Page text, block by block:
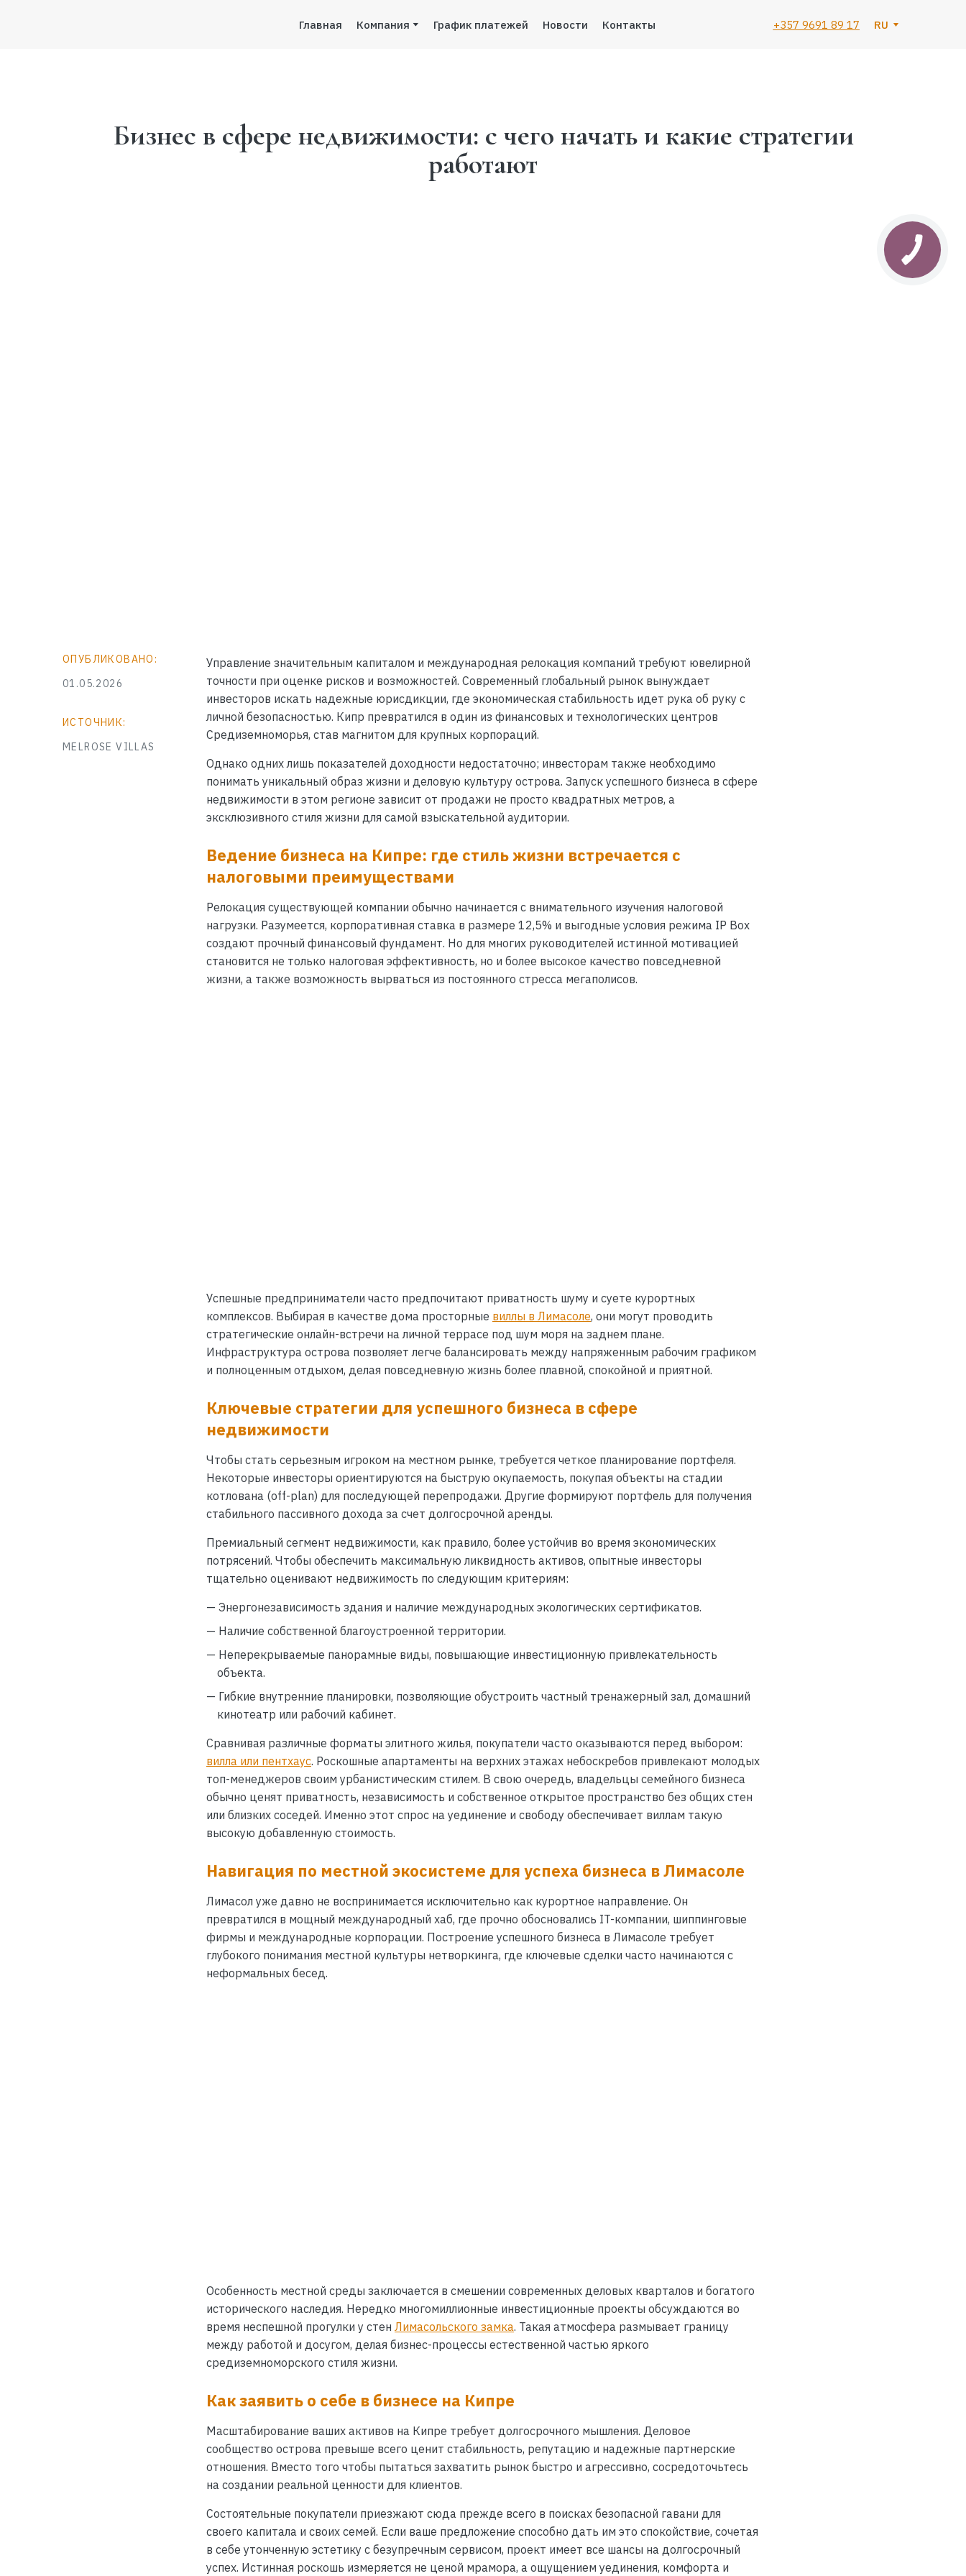
Главная Компания График платежей Новости Контакты +357 9691 89 17 RU
Бизнес в сфере недвижимости: с чего начать и какие стратегии
работают
ОПУБЛИКОВАНО:
01.05.2026
ИСТОЧНИК:
MELROSE VILLAS
Управление значительным капиталом и международная релокация компаний требуют ювелирной
точности при оценке рисков и возможностей. Современный глобальный рынок вынуждает
инвесторов искать надежные юрисдикции, где экономическая стабильность идет рука об руку с
личной безопасностью. Кипр превратился в один из финансовых и технологических центров
Средиземноморья, став магнитом для крупных корпораций.
Однако одних лишь показателей доходности недостаточно; инвесторам также необходимо
понимать уникальный образ жизни и деловую культуру острова. Запуск успешного бизнеса в сфере
недвижимости в этом регионе зависит от продажи не просто квадратных метров, а
эксклюзивного стиля жизни для самой взыскательной аудитории.
Ведение бизнеса на Кипре: где стиль жизни встречается с
налоговыми преимуществами
Релокация существующей компании обычно начинается с внимательного изучения налоговой
нагрузки. Разумеется, корпоративная ставка в размере 12,5% и выгодные условия режима IP Box
создают прочный финансовый фундамент. Но для многих руководителей истинной мотивацией
становится не только налоговая эффективность, но и более высокое качество повседневной
жизни, а также возможность вырваться из постоянного стресса мегаполисов.
Успешные предприниматели часто предпочитают приватность шуму и суете курортных
комплексов. Выбирая в качестве дома просторные виллы в Лимасоле, они могут проводить
стратегические онлайн-встречи на личной террасе под шум моря на заднем плане.
Инфраструктура острова позволяет легче балансировать между напряженным рабочим графиком
и полноценным отдыхом, делая повседневную жизнь более плавной, спокойной и приятной.
Ключевые стратегии для успешного бизнеса в сфере
недвижимости
Чтобы стать серьезным игроком на местном рынке, требуется четкое планирование портфеля.
Некоторые инвесторы ориентируются на быструю окупаемость, покупая объекты на стадии
котлована (off-plan) для последующей перепродажи. Другие формируют портфель для получения
стабильного пассивного дохода за счет долгосрочной аренды.
Премиальный сегмент недвижимости, как правило, более устойчив во время экономических
потрясений. Чтобы обеспечить максимальную ликвидность активов, опытные инвесторы
тщательно оценивают недвижимость по следующим критериям:
— Энергонезависимость здания и наличие международных экологических сертификатов.
— Наличие собственной благоустроенной территории.
— Неперекрываемые панорамные виды, повышающие инвестиционную привлекательность
объекта.
— Гибкие внутренние планировки, позволяющие обустроить частный тренажерный зал, домашний
кинотеатр или рабочий кабинет.
Сравнивая различные форматы элитного жилья, покупатели часто оказываются перед выбором:
вилла или пентхаус. Роскошные апартаменты на верхних этажах небоскребов привлекают молодых
топ-менеджеров своим урбанистическим стилем. В свою очередь, владельцы семейного бизнеса
обычно ценят приватность, независимость и собственное открытое пространство без общих стен
или близких соседей. Именно этот спрос на уединение и свободу обеспечивает виллам такую
высокую добавленную стоимость.
Навигация по местной экосистеме для успеха бизнеса в Лимасоле
Лимасол уже давно не воспринимается исключительно как курортное направление. Он
превратился в мощный международный хаб, где прочно обосновались IT-компании, шиппинговые
фирмы и международные корпорации. Построение успешного бизнеса в Лимасоле требует
глубокого понимания местной культуры нетворкинга, где ключевые сделки часто начинаются с
неформальных бесед.
Особенность местной среды заключается в смешении современных деловых кварталов и богатого
исторического наследия. Нередко многомиллионные инвестиционные проекты обсуждаются во
время неспешной прогулки у стен Лимасольского замка. Такая атмосфера размывает границу
между работой и досугом, делая бизнес-процессы естественной частью яркого
средиземноморского стиля жизни.
Как заявить о себе в бизнесе на Кипре
Масштабирование ваших активов на Кипре требует долгосрочного мышления. Деловое
сообщество острова превыше всего ценит стабильность, репутацию и надежные партнерские
отношения. Вместо того чтобы пытаться захватить рынок быстро и агрессивно, сосредоточьтесь
на создании реальной ценности для клиентов.
Состоятельные покупатели приезжают сюда прежде всего в поисках безопасной гавани для
своего капитала и своих семей. Если ваше предложение способно дать им это спокойствие, сочетая
в себе утонченную эстетику с безупречным сервисом, проект имеет все шансы на долгосрочный
успех. Истинная роскошь измеряется не ценой мрамора, а ощущением уединения, комфорта и